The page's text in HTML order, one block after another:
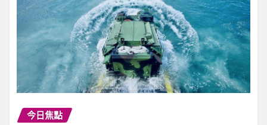
今日焦點